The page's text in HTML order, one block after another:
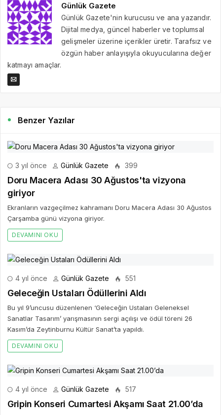
Günlük Gazete
Günlük Gazete'nin kurucusu ve ana yazarıdır.
Dijital medya, güncel haberler ve toplumsal
gelişmeler üzerine içerikler üretir. Tarafsız ve
özgün haber anlayışıyla okuyucularına değer
katmayı amaçlar.
Benzer Yazılar
3 yıl önce Günlük Gazete 399
Doru Macera Adası 30 Ağustos'ta vizyona
giriyor
Ekranların vazgeçilmez kahramanı Doru Macera Adası 30 Ağustos
Çarşamba günü vizyona giriyor.
DEVAMINI OKU
4 yıl önce Günlük Gazete 551
Geleceğin Ustaları Ödüllerini Aldı
Bu yıl 9’uncusu düzenlenen ‘Geleceğin Ustaları Geleneksel
Sanatlar Tasarım’ yarışmasının sergi açılışı ve ödül töreni 26
Kasım’da Zeytinburnu Kültür Sanat’ta yapıldı.
DEVAMINI OKU
4 yıl önce Günlük Gazete 517
Gripin Konseri Cumartesi Akşamı Saat 21.00’da